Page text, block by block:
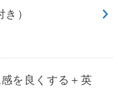
）
を良くする＋英